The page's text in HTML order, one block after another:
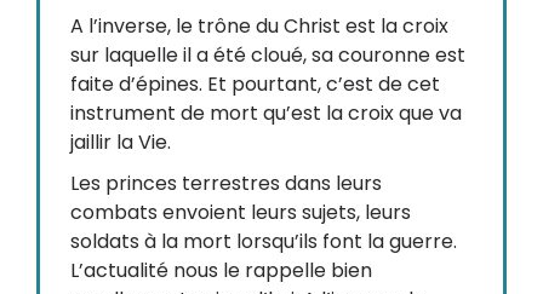
A l’inverse, le trône du Christ est la croix
sur laquelle il a été cloué, sa couronne est
faite d’épines. Et pourtant, c’est de cet
instrument de mort qu’est la croix que va
jaillir la Vie.
Les princes terrestres dans leurs
combats envoient leurs sujets, leurs
soldats à la mort lorsqu’ils font la guerre.
L’actualité nous le rappelle bien